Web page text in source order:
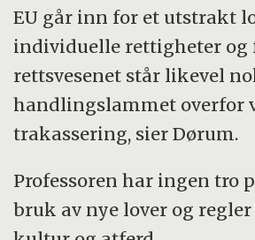
EU går inn for et utstrakt
individuelle rettigheter og
rettsvesenet står likevel
handlingslammet overfor
trakassering, sier Dørum.
Professoren har ingen tro
bruk av nye lover og